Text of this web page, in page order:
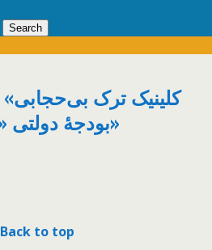
بودجهٔ دولتی «دریافت کرده است»
Back to top